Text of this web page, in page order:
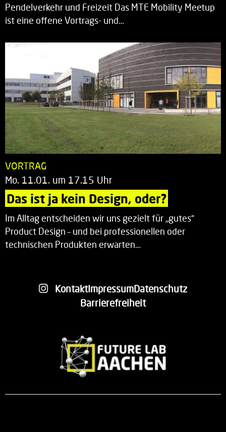
Pendelverkehr und Freizeit Das MTE Mobility Meetup
ist eine offene Vortrags- und…
VORTRAG
Mo. 11.01. um 17.15 Uhr
Das ist ja kein Design, oder?
Im Alltag entscheiden wir uns gezielt für „gutes“
Product Design – und bei professionellen oder
technischen Produkten erwarten…
KontaktImpressumDatenschutz
Barrierefreiheit